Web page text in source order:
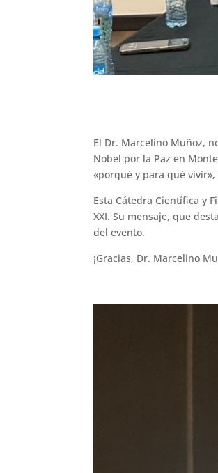
El Dr. Marcelino Muñoz,
Nobel por la Paz en
«porqué y para qué
Esta Cátedra Científica y
XXI. Su mensaje, que
del evento.
¡Gracias, Dr. Marcelino